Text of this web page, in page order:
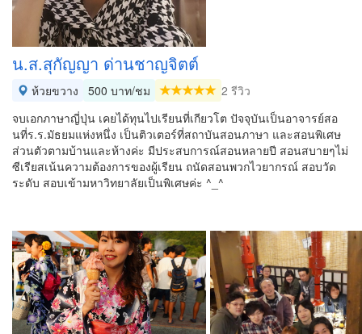
น.ส.สุกัญญา ด่านชาญจิตต์
ห้วยขวาง 500 บาท/ชม
2 รีวิว
จบเอกภาษาญี่ปุ่น เคยได้ทุนไปเรียนที่เกียวโต ปัจจุบันเป็นอาจารย์สอ
นที่ร.ร.มัธยมแห่งหนึ่ง เป็นติวเตอร์ที่สถาบันสอนภาษา และสอนพิเศษ
ส่วนตัวตามบ้านและห้างค่ะ มีประสบการณ์สอนหลายปี สอนสบายๆไม่
ซีเรียสเน้นความต้องการของผู้เรียน ถนัดสอนพวกไวยากรณ์ สอบวัด
ระดับ สอบเข้ามหาวิทยาลัยเป็นพิเศษค่ะ ^_^